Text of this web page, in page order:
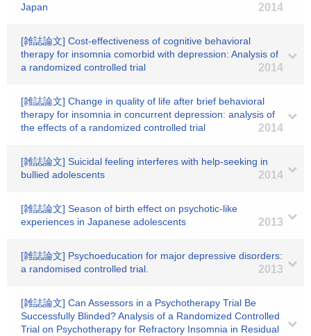
Japan
2014
[雑誌論文] Cost-effectiveness of cognitive behavioral
therapy for insomnia comorbid with depression: Analysis of
a randomized controlled trial
2014
[雑誌論文] Change in quality of life after brief behavioral
therapy for insomnia in concurrent depression: analysis of
the effects of a randomized controlled trial
2014
[雑誌論文] Suicidal feeling interferes with help-seeking in
bullied adolescents
2014
[雑誌論文] Season of birth effect on psychotic-like
experiences in Japanese adolescents
2013
[雑誌論文] Psychoeducation for major depressive disorders:
a randomised controlled trial.
2013
[雑誌論文] Can Assessors in a Psychotherapy Trial Be
Successfully Blinded? Analysis of a Randomized Controlled
Trial on Psychotherapy for Refractory Insomnia in Residual